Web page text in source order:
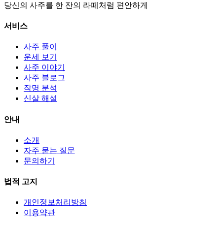
당신의 사주를 한 잔의 라떼처럼 편안하게
서비스
사주 풀이
운세 보기
사주 이야기
사주 블로그
작명 분석
신살 해설
안내
소개
자주 묻는 질문
문의하기
법적 고지
개인정보처리방침
이용약관